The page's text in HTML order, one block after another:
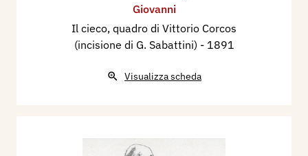
Giovanni
Il cieco, quadro di Vittorio Corcos
(incisione di G. Sabattini) - 1891
Visualizza scheda